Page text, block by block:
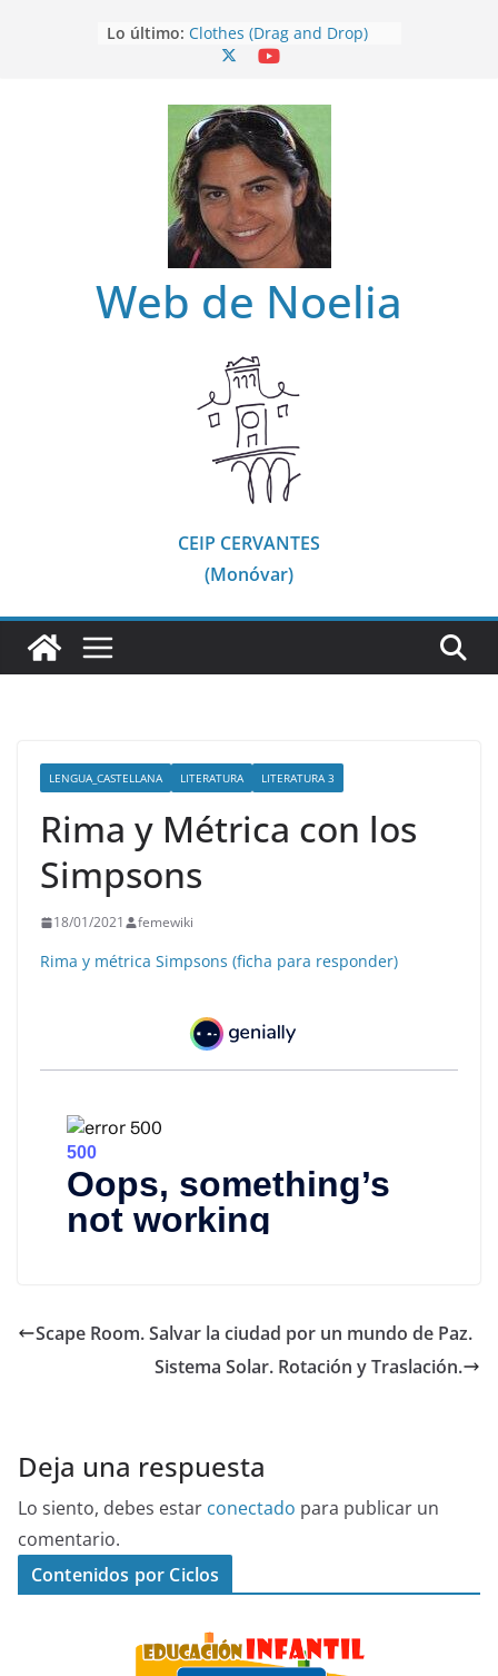
Lo último: Clothes (Drag and Drop)
Clothes
Clothes (Spot it)
Clothes (Listen and choose)
Web de Noelia
CEIP CERVANTES
(Monóvar)
LENGUA_CASTELLANA LITERATURA LITERATURA 3
Rima y Métrica con los
Simpsons
18/01/2021 femewiki
Rima y métrica Simpsons (ficha para responder)
Scape Room. Salvar la ciudad por un mundo de Paz.
Sistema Solar. Rotación y Traslación.
Deja una respuesta
Lo siento, debes estar conectado para publicar un
comentario.
Contenidos por Ciclos